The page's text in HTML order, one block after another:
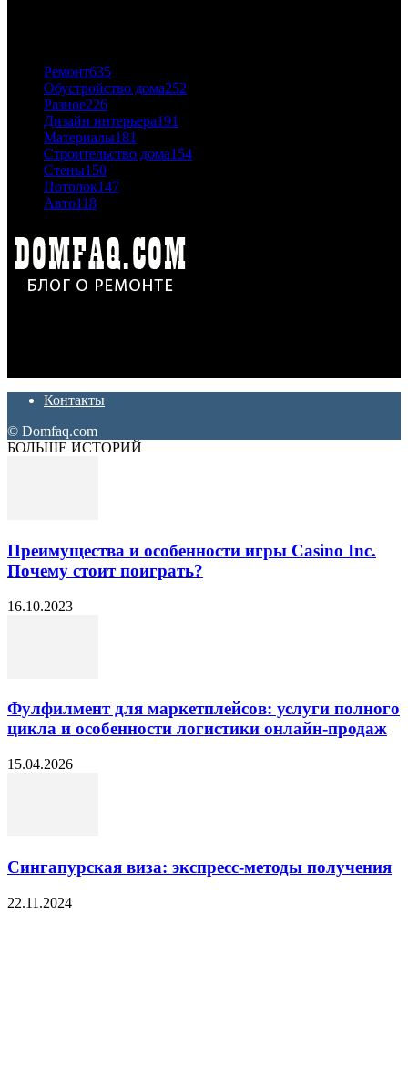
Ремонт635
Обустройство дома252
Разное226
Дизайн интерьера191
Материалы181
Строительство дома154
Стены150
Потолок147
Авто118
Контакты
© Domfaq.com
БОЛЬШЕ ИСТОРИЙ
Преимущества и особенности игры Casino Inc.
Почему стоит поиграть?
16.10.2023
Фулфилмент для маркетплейсов: услуги полного
цикла и особенности логистики онлайн-продаж
15.04.2026
Сингапурская виза: экспресс-методы получения
22.11.2024